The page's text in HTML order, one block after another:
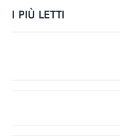
I PIÙ LETTI